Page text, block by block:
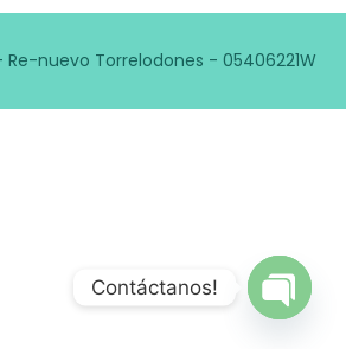
nuevo Torrelodones - 05406221W
Contáctanos!